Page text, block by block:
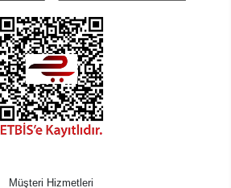
Müşteri Hizmetleri